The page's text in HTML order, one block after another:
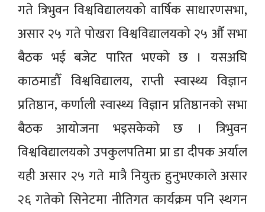
गते त्रिभुवन विश्वविद्यालयको वार्षिक साधारणसभा,
असार २५ गते पोखरा विश्वविद्यालयको २५ औँ सभा
बैठक भई बजेट पारित भएको छ । यसअघि
काठमाडौँ विश्वविद्यालय, राप्ती स्वास्थ्य विज्ञान
प्रतिष्ठान, कर्णाली स्वास्थ्य विज्ञान प्रतिष्ठानको सभा
बैठक आयोजना भइसकेको छ । त्रिभुवन
विश्वविद्यालयको उपकुलपतिमा प्रा डा दीपक अर्याल
यही असार २५ गते मात्रै नियुक्त हुनुभएकाले असार
२६ गतेको सिनेटमा नीतिगत कार्यक्रम पनि स्थगन